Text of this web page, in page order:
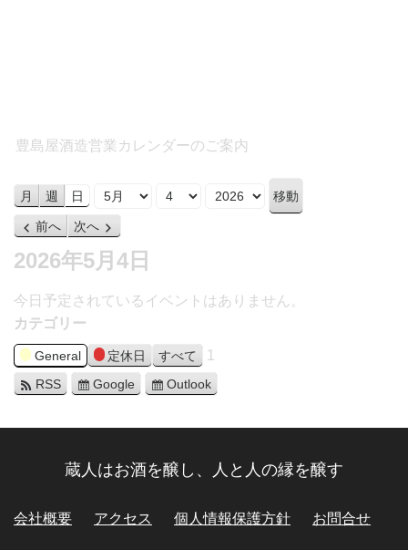
豊島屋酒造営業カレンダーのご案内
月 週 日 月 日 年
前へ 次へ
2026年5月4日
今日予定されているイベントはありません。
カテゴリー
General 定休日 すべて 1
RSS Google Outlook
蔵人はお酒を醸し、人と人の縁を醸す
会社概要 アクセス 個人情報保護方針 お問合せ